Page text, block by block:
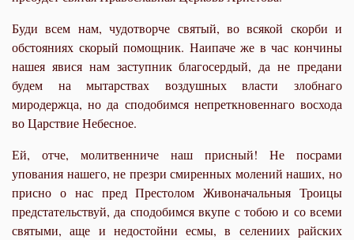
Буди всем нам, чудотворче святый, во всякой скорби и
обстояниях скорый помощник. Наипаче же в час кончины
нашея явися нам заступник благосердый, да не предани
будем на мытарствах воздушных власти злобнаго
миродержца, но да сподобимся непреткновеннаго восхода
во Царствие Небесное.
Ей, отче, молитвенниче наш присный! Не посрами
упования нашего, не презри смиренных молений наших, но
присно о нас пред Престолом Живоначальныя Троицы
предстательствуй, да сподобимся вкупе с тобою и со всеми
святыми, аще и недостойни есмы, в селениих райских